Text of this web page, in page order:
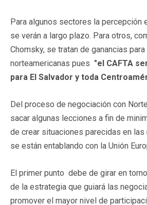
Para algunos sectores la percepción
se verán a largo plazo. Para otros,
Chomsky, se tratan de ganancias
norteamericanas pues "el CAFTA
para El Salvador y toda
Del proceso de negociación con
sacar algunas lecciones a fin de
de crear situaciones parecidas en
se están entablando con la Unión
El primer punto debe de girar en
de la estrategia que guiará las
promover el mayor nivel de